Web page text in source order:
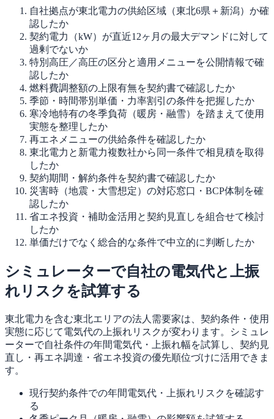
自社拠点が東北電力の供給区域（東北6県＋新潟）か確
認したか
契約電力（kW）が直近12ヶ月の最大デマンドに対して
過剰でないか
特別高圧／高圧の区分と適用メニューを公開情報で確
認したか
燃料費調整額の上限有無を契約書で確認したか
季節・時間帯別単価・力率割引の条件を把握したか
寒冷地特有の冬季負荷（暖房・融雪）を踏まえて使用
実態を整理したか
再エネメニューの供給条件を確認したか
東北電力と新電力複数社から同一条件で相見積を取得
したか
契約期間・解約条件を契約書で確認したか
災害時（地震・大雪想定）の対応窓口・BCP体制を確
認したか
省エネ投資・補助金活用と契約見直しを組合せて検討
したか
単価だけでなく総合的な条件で中立的に判断したか
シミュレーターで自社の電気代と上振
れリスクを試算する
東北電力を含む東北エリアの法人需要家は、契約条件・使用
実態に応じて電気代の上振れリスクが変わります。シミュレ
ーターで自社条件の年間電気代・上振れ幅を試算し、契約見
直し・再エネ調達・省エネ投資の優先順位づけに活用できま
す。
現行契約条件での年間電気代・上振れリスクを確認す
る